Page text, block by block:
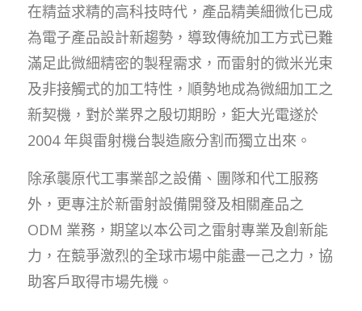
在精益求精的高科技時代，產品精美細微化已成
為電子產品設計新趨勢，導致傳統加工方式已難
滿足此微細精密的製程需求，而雷射的微米光束
及非接觸式的加工特性，順勢地成為微細加工之
新契機，對於業界之殷切期盼，鉅大光電遂於
2004 年與雷射機台製造廠分割而獨立出來。
除承襲原代工事業部之設備、團隊和代工服務
外，更專注於新雷射設備開發及相關產品之
ODM 業務，期望以本公司之雷射專業及創新能
力，在競爭激烈的全球市場中能盡一己之力，協
助客戶取得市場先機。